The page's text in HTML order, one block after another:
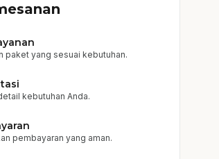
paket yang sesuai kebutuhan.
kebutuhan Anda.
pembayaran yang aman.